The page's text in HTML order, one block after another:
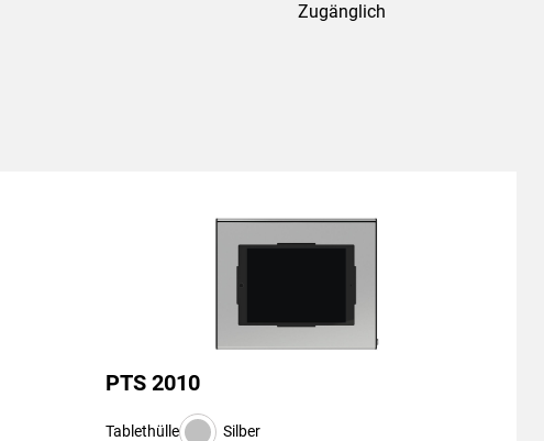
Zugänglich
PTS 2010
Tablethülle Silber